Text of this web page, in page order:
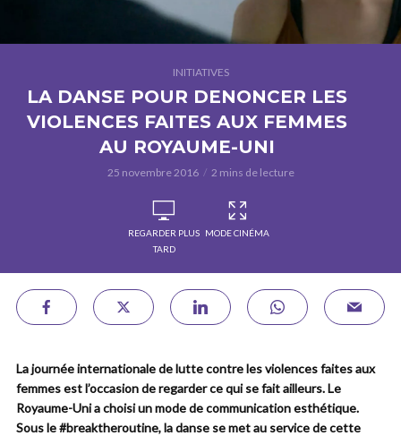
INITIATIVES
LA DANSE POUR DENONCER LES
VIOLENCES FAITES AUX FEMMES
AU ROYAUME-UNI
25 novembre 2016 2 mins de lecture
REGARDER PLUS
TARD
MODE CINÉMA
La journée internationale de lutte contre les violences faites aux
femmes est l’occasion de regarder ce qui se fait ailleurs. Le
Royaume-Uni a choisi un mode de communication esthétique.
Sous le #breaktheroutine, la danse se met au service de cette